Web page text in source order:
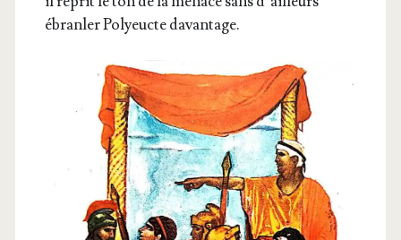
ébran­ler Poly­eucte davantage.